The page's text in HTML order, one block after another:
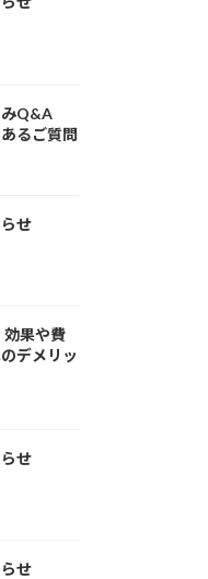
みQ&A
るご質問
せ
効果や費
デメリッ
せ
せ